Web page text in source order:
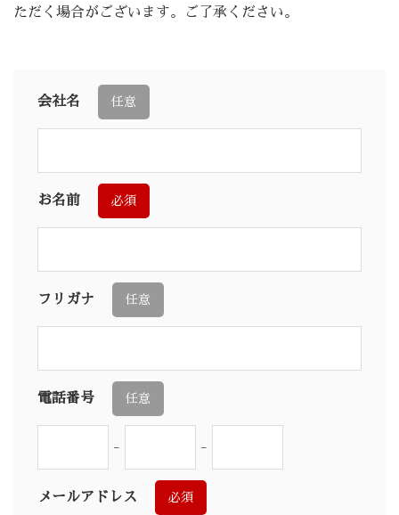
ただく場合がございます。ご了承ください。
会社名 任意
お名前 必須
フリガナ 任意
電話番号 任意
- -
メールアドレス 必須